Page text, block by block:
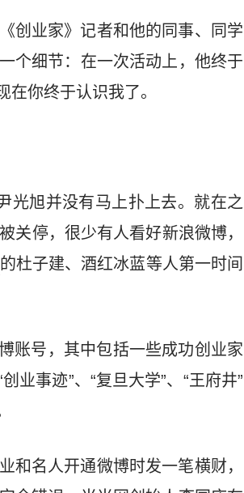
创业家》记者和他的同事、同学
个细节：在一次活动上，他终于
你终于认识我了。
光旭并没有马上扑上去。就在之
关停，很少有人看好新浪微博，
的杜子建、酒红冰蓝等人第一时间
账号，其中包括一些成功创业家
业事迹”、“复旦大学”、“王府井”
和名人开通微博时发一笔横财，